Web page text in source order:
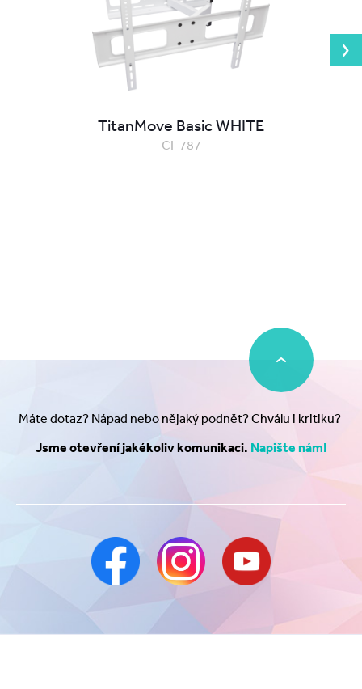
TitanMove Basic WHITE
CI-787
Máte dotaz? Nápad nebo nějaký podnět? Chválu i kritiku?
Jsme otevření jakékoliv komunikaci. Napište nám!